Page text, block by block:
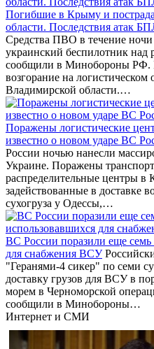
Погибшие в Крыму и
области. Последствия атак
Средства ПВО в течение
украинский беспилотник над
сообщили в Минобороны РФ.
возгорание на логистическом
Владимирской области.…
Поражены логистические
известно о новом ударе ВС
России ночью нанесли
Украине. Поражены
распределительные центры в
задействованные в доставке
сухогруза у Одессы,…
ВС России поразили еще семь
для снабжения ВСУ
"Геранями-4 сикер" по семи
доставку грузов для ВСУ в
морем в Черноморской
сообщили в Минобороны…
Интернет и СМИ